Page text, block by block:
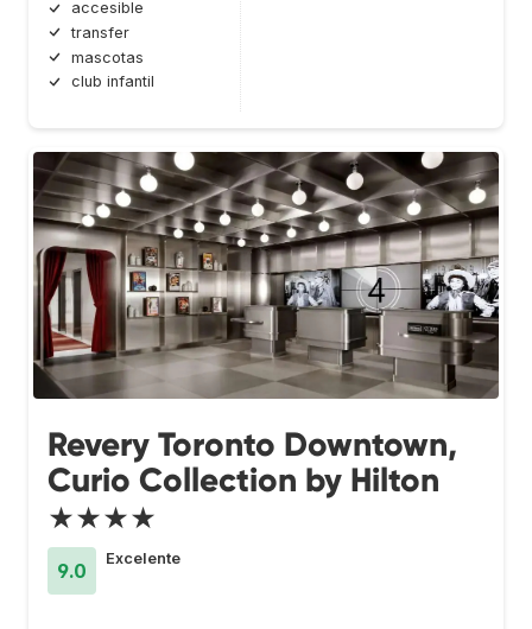
accesible
transfer
mascotas
club infantil
Revery Toronto Downtown,
Curio Collection by Hilton
★★★★
9.0
Excelente